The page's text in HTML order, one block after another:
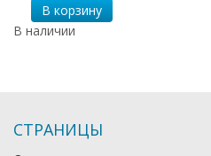
В корзину
В наличии
СТРАНИЦЫ